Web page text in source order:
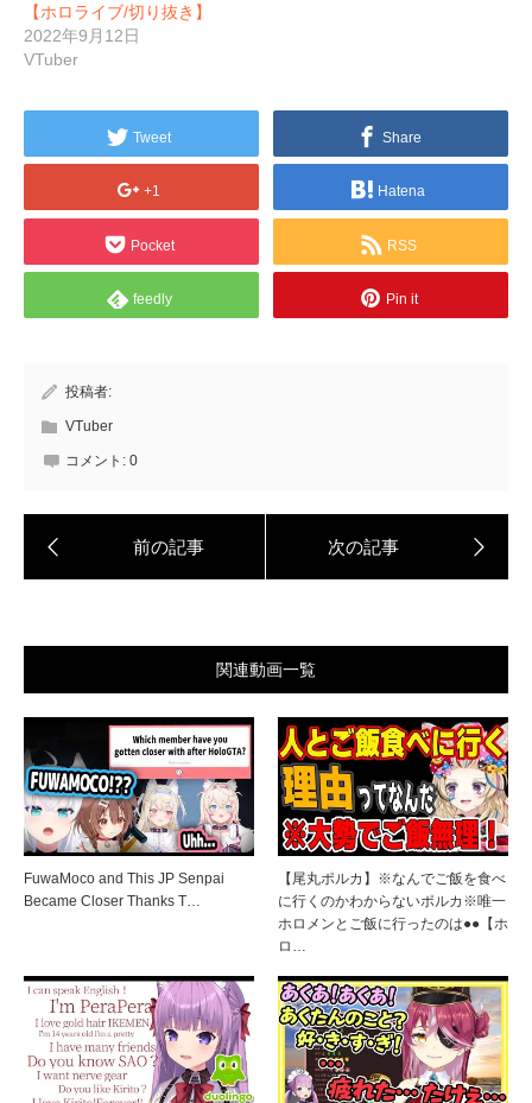
【ホロライブ/切り抜き】
2022年9月12日
VTuber
Tweet Share
+1 Hatena
Pocket RSS
feedly Pin it
投稿者:
VTuber
コメント: 0
関連動画一覧
FuwaMoco and This JP Senpai
Became Closer Thanks T…
【尾丸ポルカ】※なんでご飯を食べ
に行くのかわからないポルカ※唯一
ホロメンとご飯に行ったのは●●【ホ
ロ…